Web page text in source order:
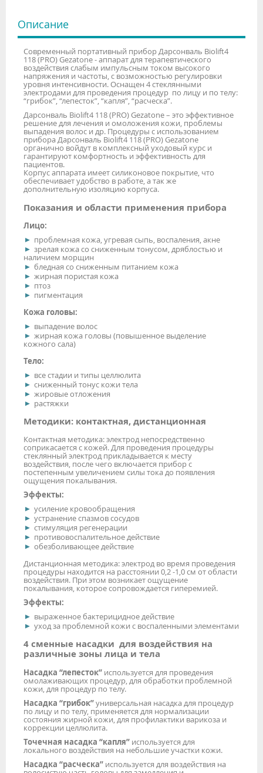
Описание
Современный портативный прибор Дарсонваль Biolift4
118 (PRO) Gezatone - аппарат для терапевтического
воздействия слабым импульсным током высокого
напряжения и частоты, с возможностью регулировки
уровня интенсивности. Оснащен 4 стеклянными
электродами для проведения процедур по лицу и по телу:
“грибок”, “лепесток”, “капля”, “расческа”.
Дарсонваль Biolift4 118 (PRO) Gezatone – это эффективное
решение для лечения и омоложения кожи, проблемы
выпадения волос и др. Процедуры с использованием
прибора Дарсонваль Biolift4 118 (PRO) Gezatone
органично войдут в комплексный уходовый курс и
гарантируют комфортность и эффективность для
пациентов.
Корпус аппарата имеет силиконовое покрытие, что
обеспечивает удобство в работе, а так же
дополнительную изоляцию корпуса.
Показания и области применения прибора
Лицо:
проблемная кожа, угревая сыпь, воспаления, акне
зрелая кожа со сниженным тонусом, дряблостью и
наличием морщин
бледная со сниженным питанием кожа
жирная пористая кожа
птоз
пигментация
Кожа головы:
выпадение волос
жирная кожа головы (повышенное выделение
кожного сала)
Тело:
все стадии и типы целлюлита
сниженный тонус кожи тела
жировые отложения
растяжки
Методики: контактная, дистанционная
Контактная методика: электрод непосредственно
соприкасается с кожей. Для проведения процедуры
стеклянный электрод прикладывается к месту
воздействия, после чего включается прибор с
постепенным увеличением силы тока до появления
ощущения покалывания.
Эффекты:
усиление кровообращения
устранение спазмов сосудов
стимуляция регенерации
противовоспалительное действие
обезболивающее действие
Дистанционная методика: электрод во время проведения
процедуры находится на расстоянии 0,2 -1,0 см от области
воздействия. При этом возникает ощущение
покалывания, которое сопровождается гиперемией.
Эффекты:
выраженное бактерицидное действие
уход за проблемной кожи с воспаленными элементами
4 сменные насадки для воздействия на
различные зоны лица и тела
Насадка “лепесток” используется для проведения
омолаживающих процедур, для обработки проблемной
кожи, для процедур по телу.
Насадка “грибок”универсальная насадка для процедур
по лицу и по телу, применяется для нормализации
состояния жирной кожи, для профилактики варикоза и
коррекции целлюлита.
Точечная насадка “капля” используется для
локального воздействия на небольшие участки кожи.
Насадка “расческа” используется для воздействия на